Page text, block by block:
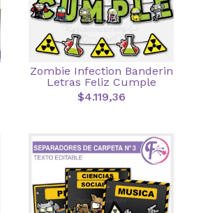
Zombie Infection Banderin
Letras Feliz Cumple
$4.119,36